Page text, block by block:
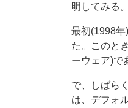
明してみる。
最初(1998
た。このと
ーウェア)で
で、しばら
は、デフォ